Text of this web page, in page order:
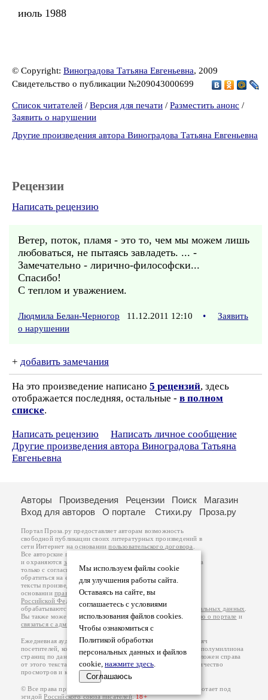
июль 1988
© Copyright: Виноградова Татьяна Евгеньевна, 2009
Свидетельство о публикации №209043000699
Список читателей / Версия для печати / Разместить анонс /
Заявить о нарушении
Другие произведения автора Виноградова Татьяна Евгеньевна
Рецензии
Написать рецензию
Ветер, поток, пламя - это то, чем мы можем лишь
любоваться, не пытаясь завладеть. ... -
Замечательно - лирично-философски...
Спасибо!
С теплом и уважением.
Людмила Белан-Черногор 11.12.2011 12:10 •
Заявить
о нарушении
+ добавить замечания
На это произведение написано 5 рецензий, здесь
отображается последняя, остальные - в полном
списке.
Написать рецензию
Написать личное сообщение
Другие произведения автора Виноградова Татьяна
Евгеньевна
Мы используем файлы cookie
для улучшения работы сайта.
Оставаясь на сайте, вы
соглашаетесь с условиями
использования файлов cookies.
Чтобы ознакомиться с
Политикой обработки
персональных данных и файлов
cookie, нажмите здесь.
Соглашаюсь
Авторы Произведения Рецензии Поиск
Магазин
Вход для авторов
О портале Стихи.ру Проза.ру
Портал Проза.ру предоставляет авторам возможность
свободной публикации своих литературных произведений в
сети Интернет на основаниипользовательского договора
Все авторские права на произведения принадлежат авторам
и охраняются законом
. Перепечатка произведений возможна
только с согласия его автора, к которому вы можете
обратиться на его авторской странице. Ответственность за
тексты произведений авторы несут самостоятельно на
основанииправил публикацииизаконодательства
Российской Федерации
обрабатываются на основанииПолитики обработки персональных данных
Вы также можете посмотреть более подробнуюинформацию о портале и
связаться с администрацией
Ежедневная аудитория портала Проза.ру – порядка 100 тысяч
посетителей, которые в общей сумме просматривают более полумиллиона
страниц по данным счетчика посещаемости, который расположен справа
от этого текста. В каждой графе указано по две цифры: количество
просмотров и количество посетителей.
© Все права принадлежат авторам, 2000-2026. Портал работает под
эгидойРоссийского союза писателей.18+